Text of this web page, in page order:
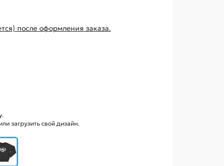
после оформления заказа.
загрузить свой дизайн.